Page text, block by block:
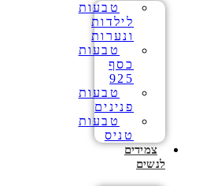
טבעות
לילדות
ונערות
טבעות
כסף
925
טבעות
פנינים
טבעות
טניס
צמידים
לנשים